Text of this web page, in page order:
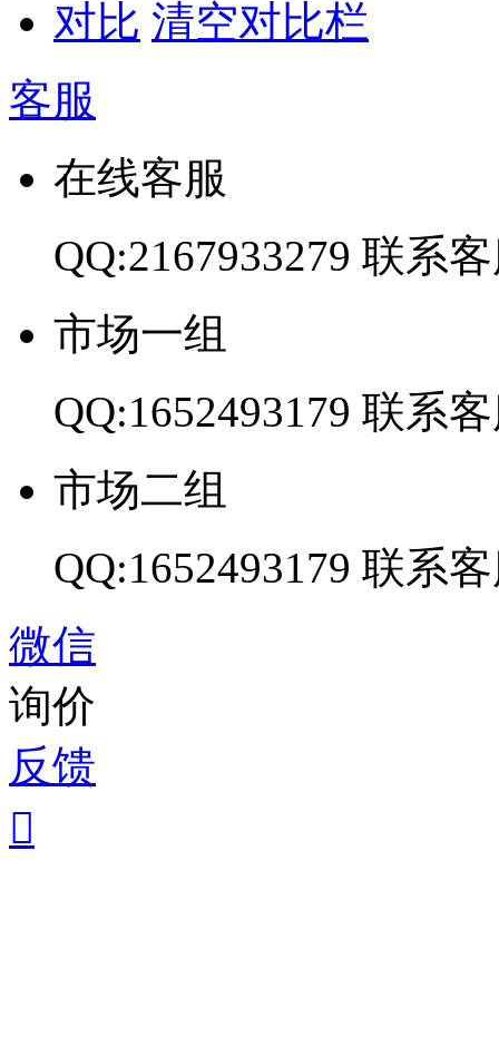
对比 清空对比栏
客服
在线客服
QQ:2167933279 联系
市场一组
QQ:1652493179 联系
市场二组
QQ:1652493179 联系
微信
询价
反馈
